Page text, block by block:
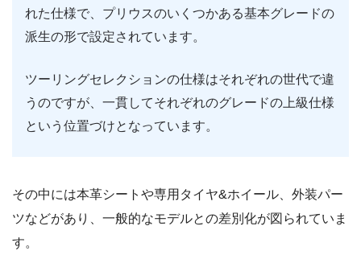
れた仕様で、プリウスのいくつかある基本グレードの
派生の形で設定されています。
ツーリングセレクションの仕様はそれぞれの世代で違
うのですが、一貫してそれぞれのグレードの上級仕様
という位置づけとなっています。
その中には本革シートや専用タイヤ&ホイール、外装パー
ツなどがあり、一般的なモデルとの差別化が図られていま
す。